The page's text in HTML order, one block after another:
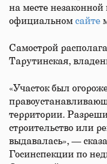
на месте незаконной
официальном сайте
Самострой
Тарутинская,
«Участок был
территории.
строительство или
выдавалась», —
Госинспекции по